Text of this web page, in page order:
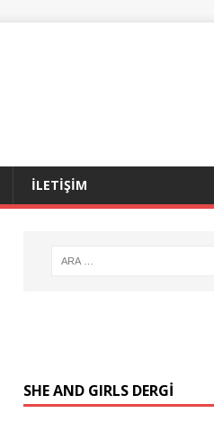
İLETİŞİM
SHE AND GIRLS DERGİ